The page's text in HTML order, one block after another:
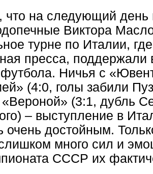
что на следующий день
Виктора
турне по Италии,
пресса,
футбола. Ничья с
(4:0, голы забили
(3:1, дубль
– выступление в
очень достойным.
много сил и
СССР их